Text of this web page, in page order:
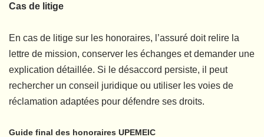
Cas de litige
En cas de litige sur les honoraires, l’assuré doit relire la
lettre de mission, conserver les échanges et demander une
explication détaillée. Si le désaccord persiste, il peut
rechercher un conseil juridique ou utiliser les voies de
réclamation adaptées pour défendre ses droits.
Guide final des honoraires UPEMEIC